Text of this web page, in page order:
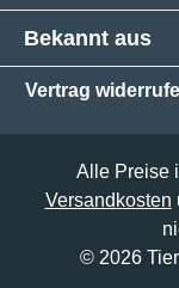
Bekannt aus
Vertrag
Alle Preise
Versandkosten
© 2026